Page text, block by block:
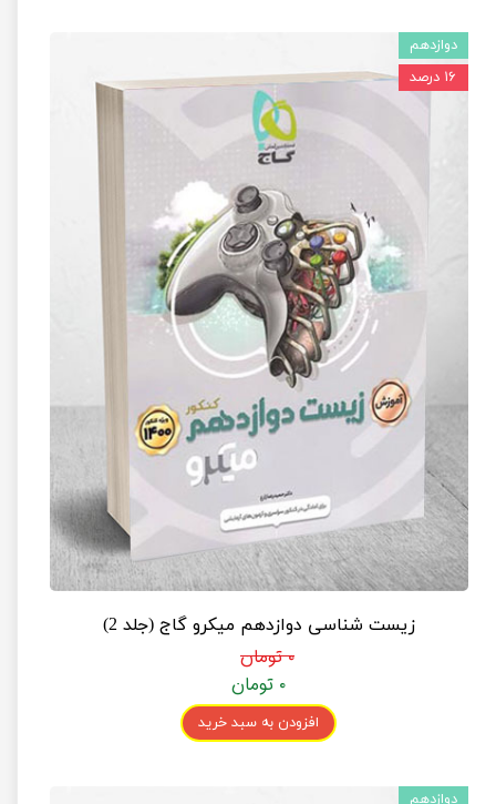
زیست شناسی دوازدهم میکرو گاج (جلد 2)
۰ تومان
۰ تومان
افزودن به سبد خرید
دوازدهم
۱۶ درصد
دوازدهم